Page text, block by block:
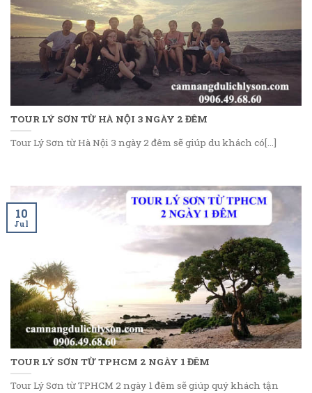
TOUR LÝ SƠN TỪ HÀ NỘI 3 NGÀY 2 ĐÊM
Tour Lý Sơn từ Hà Nội 3 ngày 2 đêm sẽ giúp du khách có[...]
TOUR LÝ SƠN TỪ TPHCM 2 NGÀY 1 ĐÊM
Tour Lý Sơn từ TPHCM 2 ngày 1 đêm sẽ giúp quý khách tận
10
Jul